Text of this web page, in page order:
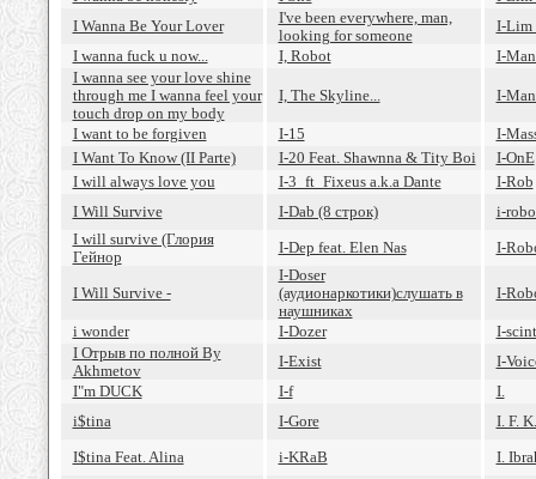
I Wanna Be Your Lover
I've been everywhere, man,
looking for someone
I-Lim
I wanna fuck u now...
I, Robot
I-
I wanna see your love shine
through me I wanna feel your
touch drop on my body
I, The Skyline... I-
I want to be forgiven I-15
I-
I Want To Know (II Parte)
I-20 Feat. Shawnna & Tity Boi
I-OnE
I will always love you
I-3_ft_Fixeus a.k.a Dante
I-Rob
I Will Survive
I-Dab (8 строк)
i-
I will survive (Глория
Гейнор
I-Dep feat. Elen Nas I-
I Will Survive -
I-Doser
(аудионаркотики)слушать в
наушниках
I-
i wonder I-Dozer
I-
I Отрыв по полной By
Akhmetov
I-Exist
I-
I"m DUCK
I-f
I.
i$tina
I-Gore
I. F. K.
I$tina Feat. Alina
i-KRaB I.